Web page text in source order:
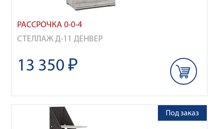
РАССРОЧКА 0-0-4
СТЕЛЛАЖ Д-11 ДЕНВЕР
13 350 ₽
Под заказ